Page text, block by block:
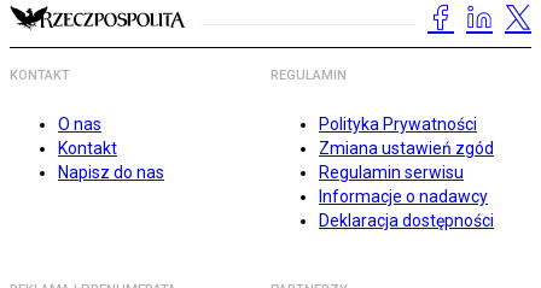
KONTAKT
O nas
Kontakt
Napisz do nas
REGULAMIN
Polityka Prywatności
Zmiana ustawień zgód
Regulamin serwisu
Informacje o nadawcy
Deklaracja dostępności